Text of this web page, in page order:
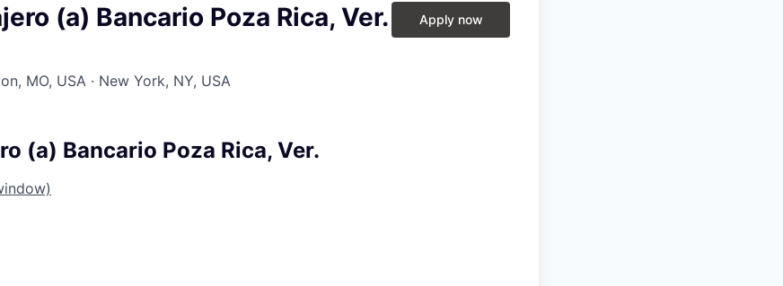
(a) Bancario Poza Rica, Ver.
MO, USA · New York, NY, USA
Apply now
(a) Bancario Poza Rica, Ver.